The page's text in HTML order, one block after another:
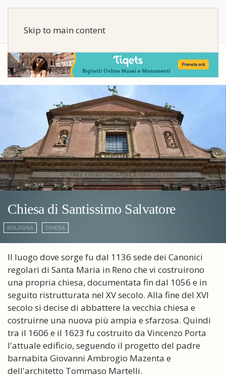
Skip to main content
Chiesa di Santissimo Salvatore
BOLOGNA CHIESA
Il luogo dove sorge fu dal 1136 sede dei Canonici
regolari di Santa Maria in Reno che vi costruirono
una propria chiesa, documentata fin dal 1056 e in
seguito ristrutturata nel XV secolo. Alla fine del XVI
secolo si decise di abbattere la vecchia chiesa e
costruirne una nuova più ampia e sfarzosa. Quindi
tra il 1606 e il 1623 fu costruito da Vincenzo Porta
l'attuale edificio, seguendo il progetto del padre
barnabita Giovanni Ambrogio Mazenta e
dell'architetto Tommaso Martelli.